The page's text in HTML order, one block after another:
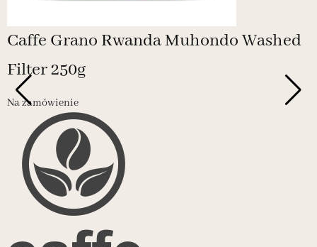
Caffe Grano Rwanda Muhondo Washed
Filter 250g
Na zamówienie